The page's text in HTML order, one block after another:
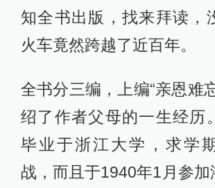
知全书出版，找来拜读，
火车竟然跨越了近百年。
全书分三编，上编“亲恩难
绍了作者父母的一生经历
毕业于浙江大学，求学
战，而且于1940年1月参加